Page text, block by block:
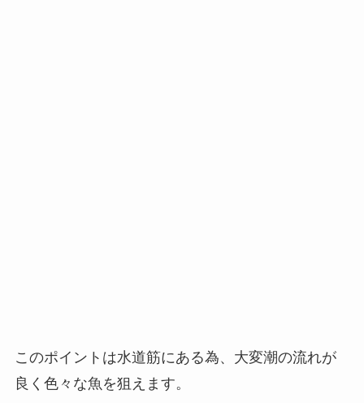
このポイントは水道筋にある為、大変潮の流れが
良く色々な魚を狙えます。